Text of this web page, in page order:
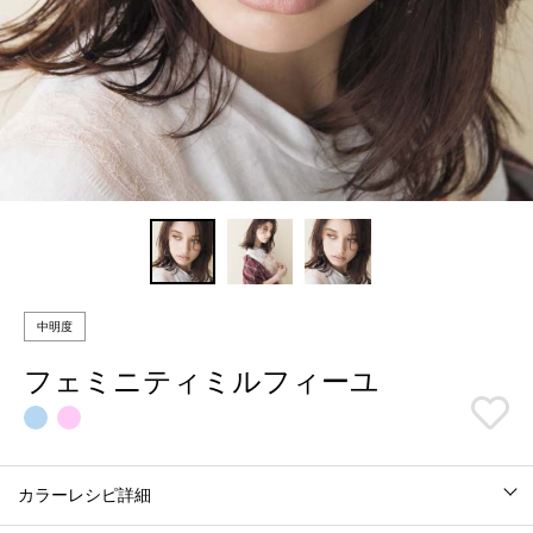
中明度
フェミニティミルフィーユ
カラーレシピ詳細